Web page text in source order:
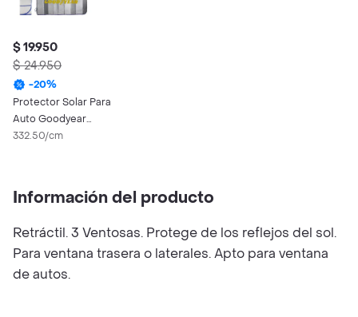
$ 19.950
$ 24.950
-20%
Protector Solar Para
Auto Goodyear
9911906942
332.50/cm
Información del producto
Retráctil. 3 Ventosas. Protege de los reflejos del sol.
Para ventana trasera o laterales. Apto para ventana
de autos.